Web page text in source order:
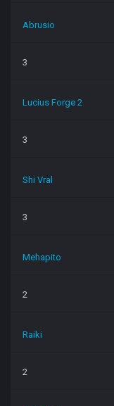
Abrusio
3
Lucius Forge 2
3
Shi Vral
3
Mehapito
2
Raiki
2